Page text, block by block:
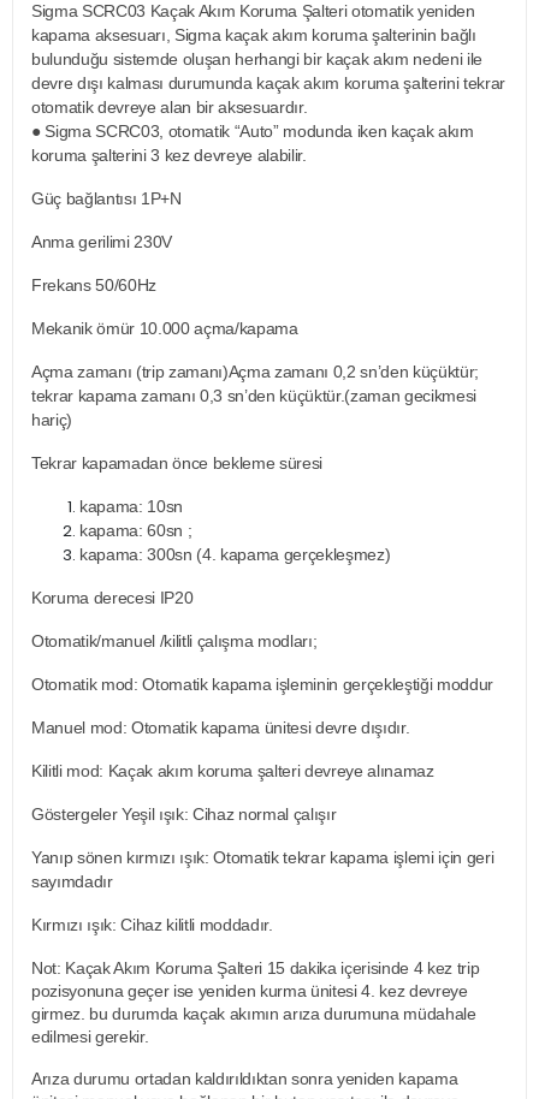
Sigma SCRC03 Kaçak Akım Koruma Şalteri otomatik yeniden
kapama aksesuarı, Sigma kaçak akım koruma şalterinin bağlı
bulunduğu sistemde oluşan herhangi bir kaçak akım nedeni ile
devre dışı kalması durumunda kaçak akım koruma şalterini tekrar
otomatik devreye alan bir aksesuardır.
● Sigma SCRC03, otomatik “Auto” modunda iken kaçak akım
koruma şalterini 3 kez devreye alabilir.
Güç bağlantısı 1P+N
Anma gerilimi 230V
Frekans 50/60Hz
Mekanik ömür 10.000 açma/kapama
Açma zamanı (trip zamanı)Açma zamanı 0,2 sn’den küçüktür;
tekrar kapama zamanı 0,3 sn’den küçüktür.(zaman gecikmesi
hariç)
Tekrar kapamadan önce bekleme süresi
kapama: 10sn
kapama: 60sn ;
kapama: 300sn (4. kapama gerçekleşmez)
Koruma derecesi IP20
Otomatik/manuel /kilitli çalışma modları;
Otomatik mod: Otomatik kapama işleminin gerçekleştiği moddur
Manuel mod: Otomatik kapama ünitesi devre dışıdır.
Kilitli mod: Kaçak akım koruma şalteri devreye alınamaz
Göstergeler Yeşil ışık: Cihaz normal çalışır
Yanıp sönen kırmızı ışık: Otomatik tekrar kapama işlemi için geri
sayımdadır
Kırmızı ışık: Cihaz kilitli moddadır.
Not: Kaçak Akım Koruma Şalteri 15 dakika içerisinde 4 kez trip
pozisyonuna geçer ise yeniden kurma ünitesi 4. kez devreye
girmez. bu durumda kaçak akımın arıza durumuna müdahale
edilmesi gerekir.
Arıza durumu ortadan kaldırıldıktan sonra yeniden kapama